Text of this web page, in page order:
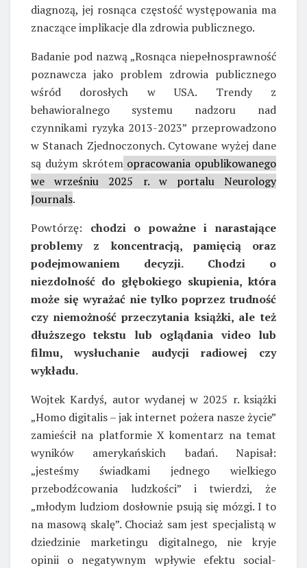
diagnozą, jej rosnąca częstość występowania ma
znaczące implikacje dla zdrowia publicznego.
Badanie pod nazwą „Rosnąca niepełnosprawność
poznawcza jako problem zdrowia publicznego
wśród dorosłych w USA. Trendy z
behawioralnego systemu nadzoru nad
czynnikami ryzyka 2013-2023” przeprowadzono
w Stanach Zjednoczonych. Cytowane wyżej dane
są dużym skrótemopracowania opublikowanego
we wrześniu 2025 r. w portalu Neurology
Journals.
Powtórzę: chodzi o poważne i narastające
problemy z koncentracją, pamięcią oraz
podejmowaniem decyzji. Chodzi o
niezdolność do głębokiego skupienia, która
może się wyrażać nie tylko poprzez trudność
czy niemożność przeczytania książki, ale też
dłuższego tekstu lub oglądania video lub
filmu, wysłuchanie audycji radiowej czy
wykładu.
Wojtek Kardyś, autor wydanej w 2025 r. książki
„Homo digitalis – jak internet pożera nasze życie”
zamieścił na platformie X komentarz na temat
wyników amerykańskich badań. Napisał:
„jesteśmy świadkami jednego wielkiego
przebodźcowania ludzkości” i twierdzi, że
„młodym ludziom dosłownie psują się mózgi. I to
na masową skalę”. Chociaż sam jest specjalistą w
dziedzinie marketingu digitalnego, nie kryje
opinii o negatywnym wpływie efektu social-